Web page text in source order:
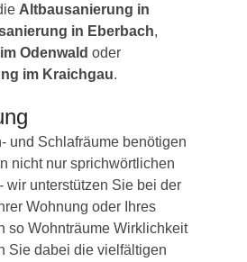
Altbausanierung in
in Eberbach,
Odenwald oder
im Kraichgau.
und Schlafräume benötigen
nicht nur sprichwörtlichen
wir unterstützen Sie bei der
Wohnung oder Ihres
so Wohnträume Wirklichkeit
Sie dabei die vielfältigen